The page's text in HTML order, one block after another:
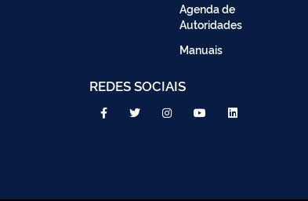
Agenda de
Autoridades
Manuais
REDES SOCIAIS